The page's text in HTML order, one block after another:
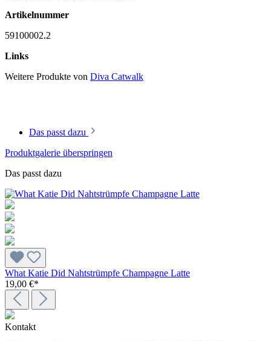
Artikelnummer
59100002.2
Links
Weitere Produkte von Diva Catwalk
Das passt dazu
Produktgalerie überspringen
Das passt dazu
What Katie Did Nahtstrümpfe Champagne Latte
19,00 €*
Kontakt